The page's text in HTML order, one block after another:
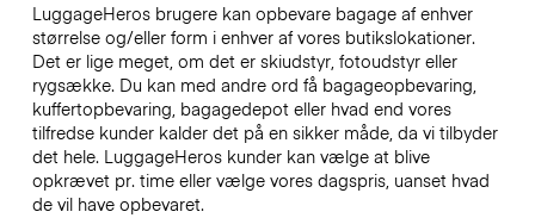
LuggageHeros brugere kan opbevare bagage af enhver
størrelse og/eller form i enhver af vores butikslokationer.
Det er lige meget, om det er skiudstyr, fotoudstyr eller
rygsække. Du kan med andre ord få bagageopbevaring,
kuffertopbevaring, bagagedepot eller hvad end vores
tilfredse kunder kalder det på en sikker måde, da vi tilbyder
det hele. LuggageHeros kunder kan vælge at blive
opkrævet pr. time eller vælge vores dagspris, uanset hvad
de vil have opbevaret.